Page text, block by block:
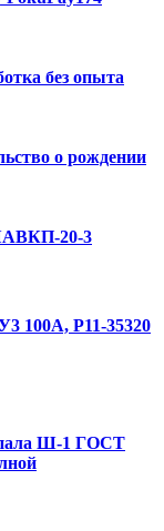
без опыта
о рождении
20-3
100А, Р11-35320
Ш-1 ГОСТ